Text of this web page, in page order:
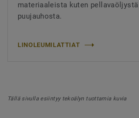
materiaaleista kuten
puujauhosta.
LINOLEUMILATTIAT
Tällä sivulla esiintyy tekoälyn tuottamia kuvia